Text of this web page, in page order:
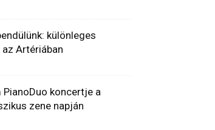
különleges
Artériában
koncertje a
zene napján